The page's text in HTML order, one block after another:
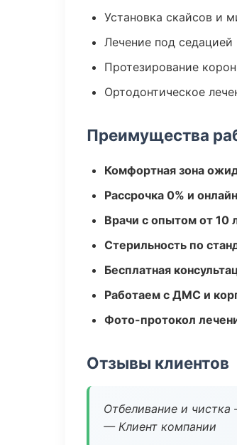
Установка скайсов и
Лечение под седацией
Протезирование
Ортодонтическое
Преимущества
Комфортная зона
Рассрочка 0% и
Врачи с опытом от 10
Стерильность по
Бесплатная
Работаем с ДМС и
Фото-протокол
Отзывы клиентов
Отбеливание и чистка
— Клиент компании